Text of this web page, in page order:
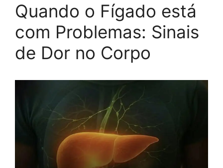
Quando o Fígado está
com Problemas: Sinais
de Dor no Corpo